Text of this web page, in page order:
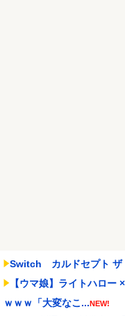
Switch カルドセプト
【ウマ娘】ライトハロー
ｗｗｗ「大変なこ...NEW!